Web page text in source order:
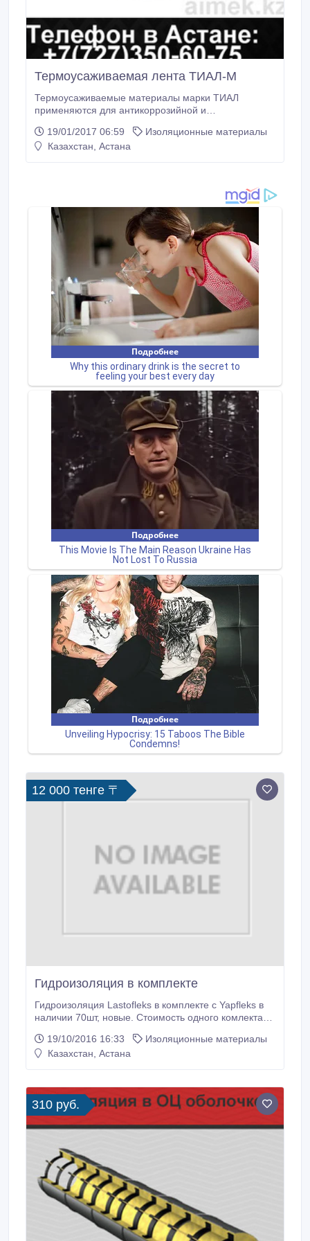
Термоусаживаемая лента ТИАЛ-М
Термоусаживаемые материалы марки ТИАЛ
применяются для антикоррозийной и
трубопроводов и труб в ппу изоляции. Наша
компания предлагает термоусаживаемую ленту
19/01/2017 06:59
Изоляционные материалы
Казахстан, Астана
12 000 тенге 〒
Гидроизоляция в комплекте
Гидроизоляция Lastofleks в комплекте с Yapfleks в
наличии 70шт, новые. Стоимость одного комлекта
19/10/2016 16:33
Изоляционные материалы
Казахстан, Астана
310 руб.